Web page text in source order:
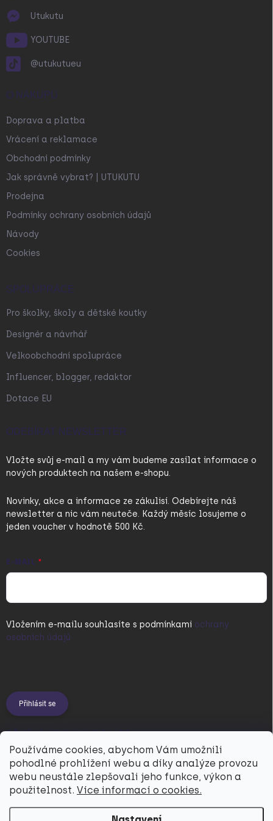
Používáme cookies, abychom Vám umožnili
pohodlné prohlížení webu a díky analýze provozu
webu neustále zlepšovali jeho funkce, výkon a
použitelnost. Více informací o cookies.
Utukutu
YOUTUBE
@utukutueu
O NÁKUPU
Doprava a platba
Vrácení a reklamace
Obchodní podmínky
Jak správně vybrat? | UTUKUTU
Prodejna
Podmínky ochrany osobních údajů
Návody
Cookies
SPOLUPRÁCE
Pro školky, školy a dětské koutky
Designér a návrhář
Velkoobchodní spolupráce
Influencer, blogger, redaktor
Dotace EU
ODEBÍRAT NEWSLETTER
Vložte svůj e-mail a my vám budeme zasílat informace o
nových produktech na našem e-shopu.
Novinky, akce a informace ze zákulisí. Odebírejte náš
newsletter a nic vám neuteče. Každý měsíc losujeme o
jeden voucher v hodnotě 500 Kč.
E-MAIL
Vložením e-mailu souhlasíte s podmínkami ochrany
osobních údajů
Přihlásit se
PŘIJÍMÁME ONLINE PLATBY